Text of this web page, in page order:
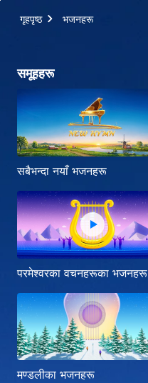
गृहपृष्ठ भजनहरू
समूहहरू
सबैभन्दा नयाँ भजनहरू
परमेश्‍वरका वचनहरूका भजनहरू
मण्डलीका भजनहरू